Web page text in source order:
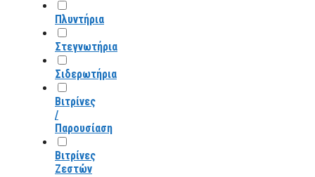
Πλυντήρια
Στεγνωτήρια
Σιδερωτήρια
Βιτρίνες
/
Παρουσίαση
Βιτρίνες
Ζεστών